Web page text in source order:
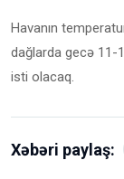
Havanın
dağlarda gecə 11-
isti olacaq.
Xəbəri paylaş: